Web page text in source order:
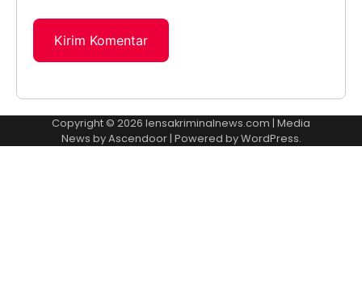
Copyright © 2026 lensakriminalnews.com | Media
News byAscendoor| Powered byWordPress.